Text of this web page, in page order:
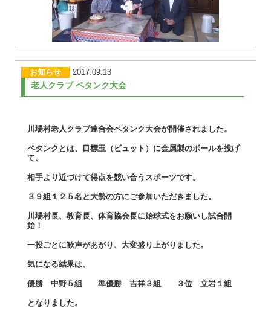
お知らせ 2017.09.13
老人クラブ ペタンク大会
川場村老人クラブ連合会ペタンク大会が開催されました。
ペタンクとは、目標玉（ビュット）に金属製のボールを投げ
て、
相手より近づけて得点を競い合うスポーツです。
３９組１２５名と大勢の方にご参加いただきました。
川場村長、教育長、体育協会長に始球式をお願いし試合開
始！
一投ごとに歓声があがり、大変盛り上がりました。
気になる結果は、
優勝 中野５組 準優勝 吉祥３組 ３位 立岩１組
となりました。